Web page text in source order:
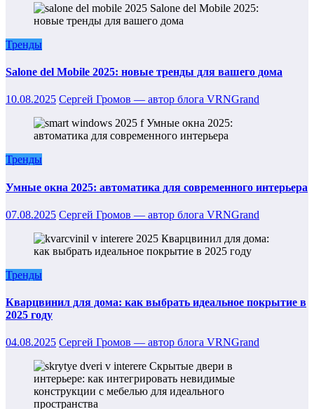
Тренды
Salone del Mobile 2025: новые тренды для вашего дома
10.08.2025 Сергей Громов — автор блога VRNGrand
Тренды
Умные окна 2025: автоматика для современного интерьера
07.08.2025 Сергей Громов — автор блога VRNGrand
Тренды
Кварцвинил для дома: как выбрать идеальное покрытие в
2025 году
04.08.2025 Сергей Громов — автор блога VRNGrand